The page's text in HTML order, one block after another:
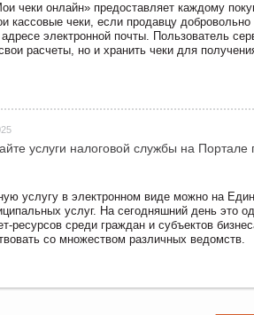
чеки онлайн» предоставляет каждому
кассовые чеки, если продавцу
электронной почты. Пользователь
расчеты, но и хранить чеки для
услуги налоговой службы на Портале
услугу в электронном виде можно на
услуг. На сегодняшний день это
ресурсов среди граждан и субъектов
со множеством различных ведомств.